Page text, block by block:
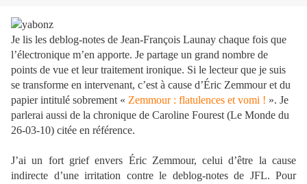
Je lis les deblog-notes de Jean-François Launay chaque fois que
l’électronique m’en apporte. Je partage un grand nombre de
points de vue et leur traitement ironique. Si le lecteur que je suis
se transforme en intervenant, c’est à cause d’Éric Zemmour et du
papier intitulé sobrement « Zemmour : flatulences et vomi ! ». Je
parlerai aussi de la chronique de Caroline Fourest (Le Monde du
26-03-10) citée en référence.
J’ai un fort grief envers Éric Zemmour, celui d’être la cause
indirecte d’une irritation contre le deblog-notes de JFL. Pour